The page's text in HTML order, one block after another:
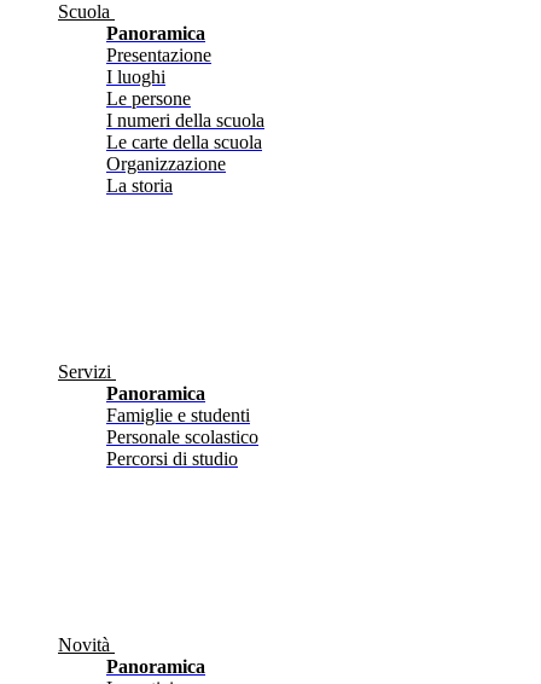
Scuola
Panoramica
Presentazione
I luoghi
Le persone
I numeri della scuola
Le carte della scuola
Organizzazione
La storia
Servizi
Panoramica
Famiglie e studenti
Personale scolastico
Percorsi di studio
Novità
Panoramica